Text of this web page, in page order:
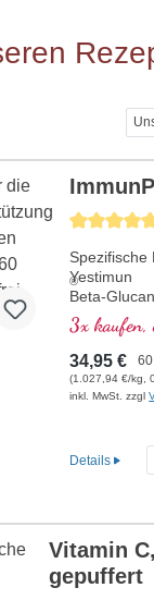
Spezifische
Yestimun
®
Beta-
Vit. D,
organisch
Zink,
normalen
3x kaufen,
34,95 €
(1.027,94 €/kg,
inkl. MwSt. zzgl
Details
Vitamin C,
gepuffert